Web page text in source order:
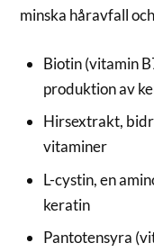
minska håravfall
Biotin (vitamin
produktion av
Hirsextrakt,
vitaminer
L-cystin, en
keratin
Pantotensyra